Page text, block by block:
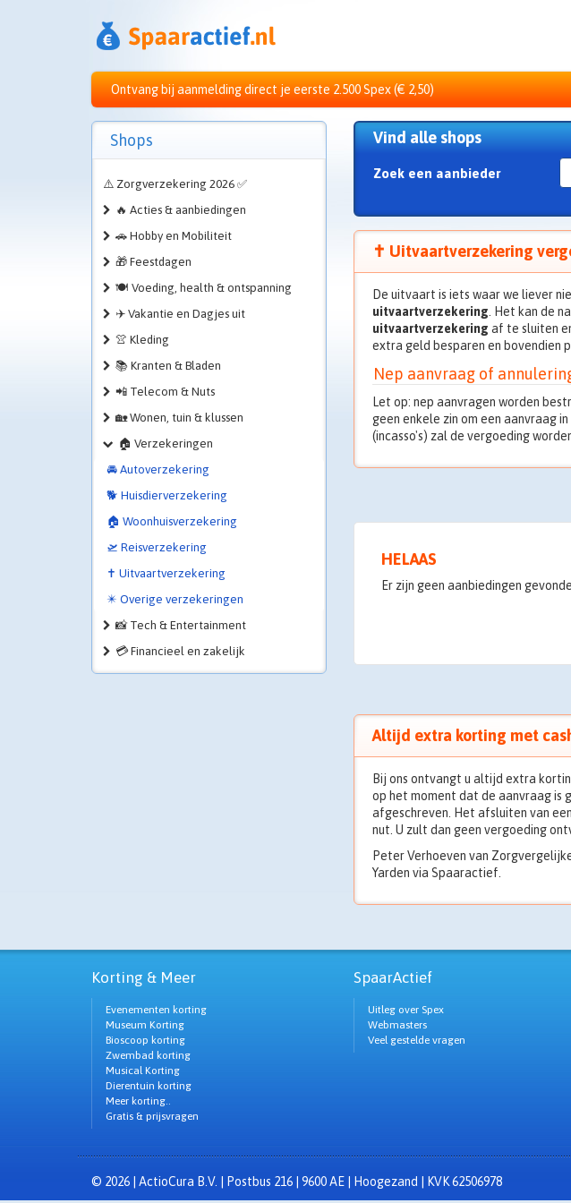
Ontvang bij aanmelding direct je eerste 2.500 Spex (€ 2,50)
Vind alle shops
Zoek een aanbieder
✝️ Uitvaartverzekering
De uitvaart is iets waar we liever
uitvaartverzekering . Het kan de
uitvaartverzekering af te sluiten
extra geld besparen en bovendien
Nep aanvraag of
Let op: nep aanvragen worden
geen enkele zin om een aanvraag
(incasso's) zal de vergoeding
HELAAS
Er zijn geen aanbiedingen
Altijd extra korting met
Bij ons ontvangt u altijd extra
op het moment dat de aanvraag is
afgeschreven. Het afsluiten van
nut. U zult dan geen vergoeding
Peter Verhoeven van
Yarden via Spaaractief.
Shops
⚠️ Zorgverzekering 2026 ✅
🔥 Acties & aanbiedingen
🚗 Hobby en Mobiliteit
🎁 Feestdagen
🍽️ Voeding, health & ontspanning
✈️ Vakantie en Dagjes uit
👚 Kleding
📚 Kranten & Bladen
📲 Telecom & Nuts
🏡 Wonen, tuin & klussen
🏠 Verzekeringen
🚘 Autoverzekering
🐕 Huisdierverzekering
🏠 Woonhuisverzekering
🛫 Reisverzekering
✝️ Uitvaartverzekering
✴️ Overige verzekeringen
📸 Tech & Entertainment
💳 Financieel en zakelijk
Korting & Meer
Evenementen korting
Museum Korting
Bioscoop korting
Zwembad korting
Musical Korting
Dierentuin korting
Meer korting..
Gratis & prijsvragen
SpaarActief
Uitleg over Spex
Webmasters
Veel gestelde vragen
© 2026 | ActioCura B.V. | Postbus 216 | 9600 AE | Hoogezand | KVK 62506978